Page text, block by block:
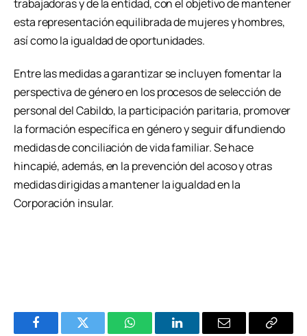
trabajadoras y de la entidad, con el objetivo de mantener
esta representación equilibrada de mujeres y hombres,
así como la igualdad de oportunidades.
Entre las medidas a garantizar se incluyen fomentar la
perspectiva de género en los procesos de selección de
personal del Cabildo, la participación paritaria, promover
la formación específica en género y seguir difundiendo
medidas de conciliación de vida familiar. Se hace
hincapié, además, en la prevención del acoso y otras
medidas dirigidas a mantener la igualdad en la
Corporación insular.
FacebookTwitter WhatsAppLinkedInEmail Copiar